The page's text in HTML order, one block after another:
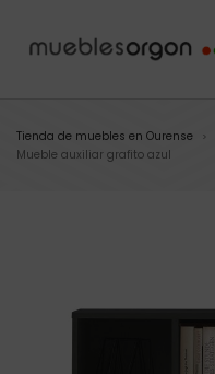
Tienda de muebles en Ourense >
Mueble auxiliar grafito azul